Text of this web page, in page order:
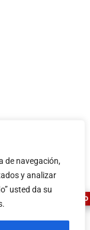
de navegación,
y analizar
usted da su
ASESOR FERRETERO